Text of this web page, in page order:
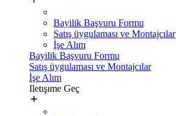
Bayilik Başvuru Formu
Satış üygulaması ve Montajcılar
İşe Alım
Bayilik Başvuru Formu
Satış üygulaması ve Montajcılar
İşe Alım
Iletışıme Geç